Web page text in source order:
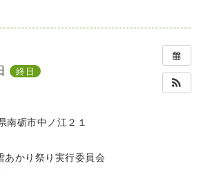
終日
砺市中ノ江２１
あかり祭り実行委員会